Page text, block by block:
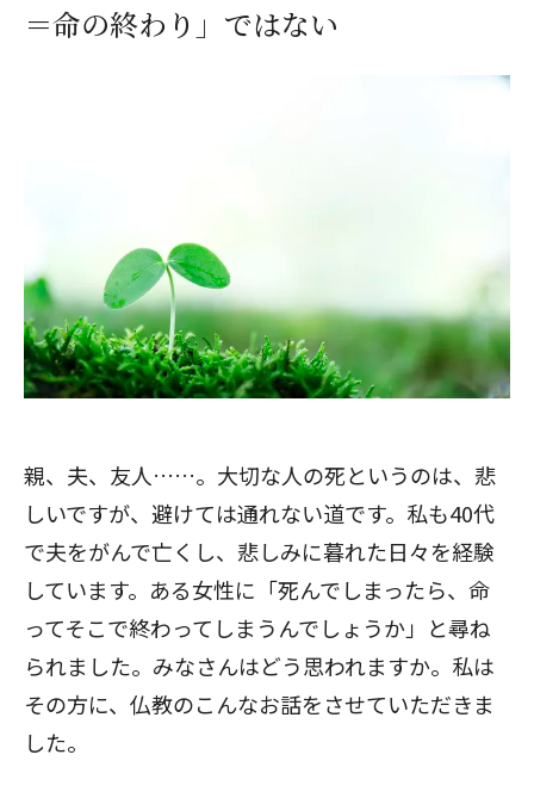
＝命の終わり」ではない
親、夫、友人……。大切な人の死というのは、悲
しいですが、避けては通れない道です。私も40代
で夫をがんで亡くし、悲しみに暮れた日々を経験
しています。ある女性に「死んでしまったら、命
ってそこで終わってしまうんでしょうか」と尋ね
られました。みなさんはどう思われますか。私は
その方に、仏教のこんなお話をさせていただきま
した。